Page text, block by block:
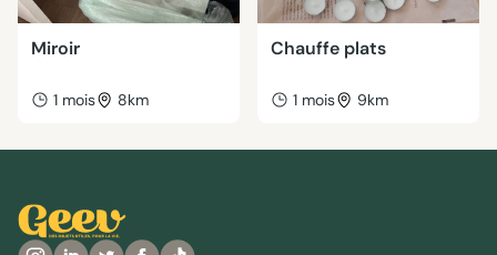
Miroir
1 mois 8km
Chauffe plats
1 mois 9km